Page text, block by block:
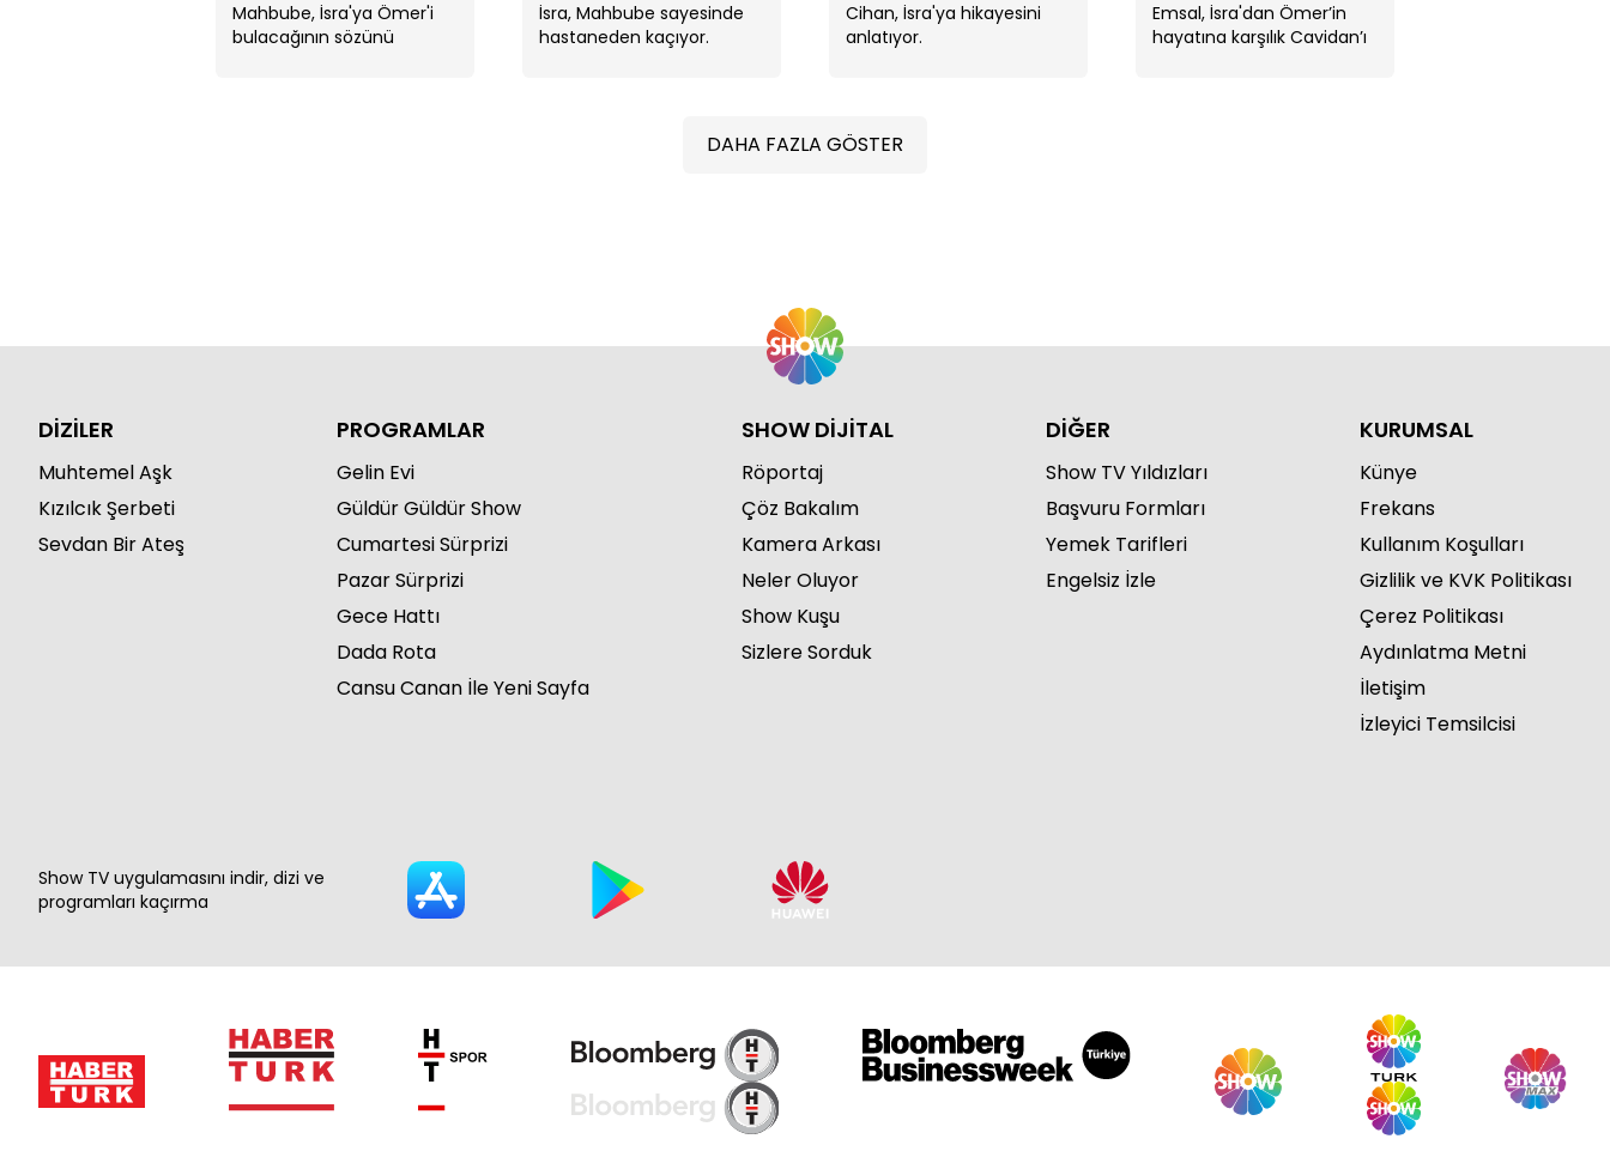
Faruk, İsra'nın izini buluyor!
Mahbube, İsra'ya Ömer'i
bulacağının sözünü
İsra, Mahbube sayesinde
hastaneden kaçıyor.
Cihan, İsra'ya hikayesini
anlatıyor.
Emsal, İsra'dan Ömer’in
hayatına karşılık Cavidan’ı
DAHA FAZLA GÖSTER
DİZİLER
Muhtemel Aşk
Kızılcık Şerbeti
Sevdan Bir Ateş
PROGRAMLAR
Gelin Evi
Güldür Güldür Show
Cumartesi Sürprizi
Pazar Sürprizi
Gece Hattı
Dada Rota
Cansu Canan İle Yeni Sayfa
SHOW DİJİTAL
Röportaj
Çöz Bakalım
Kamera Arkası
Neler Oluyor
Show Kuşu
Sizlere Sorduk
DİĞER
Show TV Yıldızları
Başvuru Formları
Yemek Tarifleri
Engelsiz İzle
KURUMSAL
Künye
Frekans
Kullanım Koşulları
Gizlilik ve KVK Politikası
Çerez Politikası
Aydınlatma Metni
İletişim
İzleyici Temsilcisi
Show TV uygulamasını indir, dizi ve
programları kaçırma